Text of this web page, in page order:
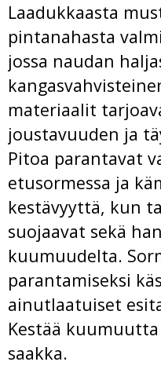
Laadukkaasta
pintanahasta
jossa naudan
materiaalit
joustavuuden ja
Pitoa parantavat
etusormessa ja
kestävyyttä, kun
suojaavat sekä
kuumuudelta.
parantamiseksi
ainutlaatuiset
Kestää kuumuutta
saakka.